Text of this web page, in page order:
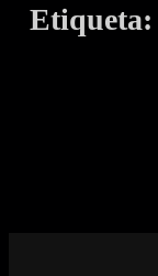
Etiqueta: